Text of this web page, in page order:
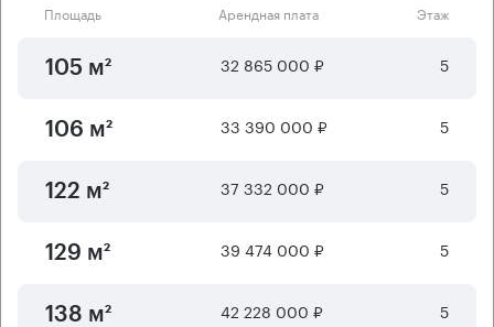
Площадь Арендная плата Этаж
105 м² 32 865 000 ₽ 5
106 м² 33 390 000 ₽ 5
122 м² 37 332 000 ₽ 5
129 м² 39 474 000 ₽ 5
138 м² 42 228 000 ₽ 5